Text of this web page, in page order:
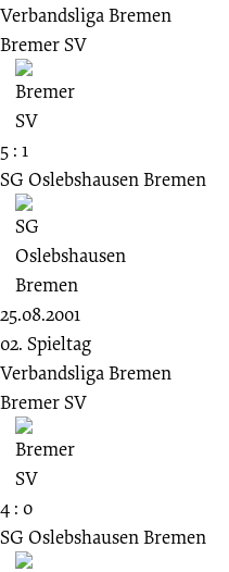
Verbandsliga Bremen
Bremer SV
5 : 1
SG Oslebshausen Bremen
25.08.2001
02. Spieltag
Verbandsliga Bremen
Bremer SV
4 : 0
SG Oslebshausen Bremen